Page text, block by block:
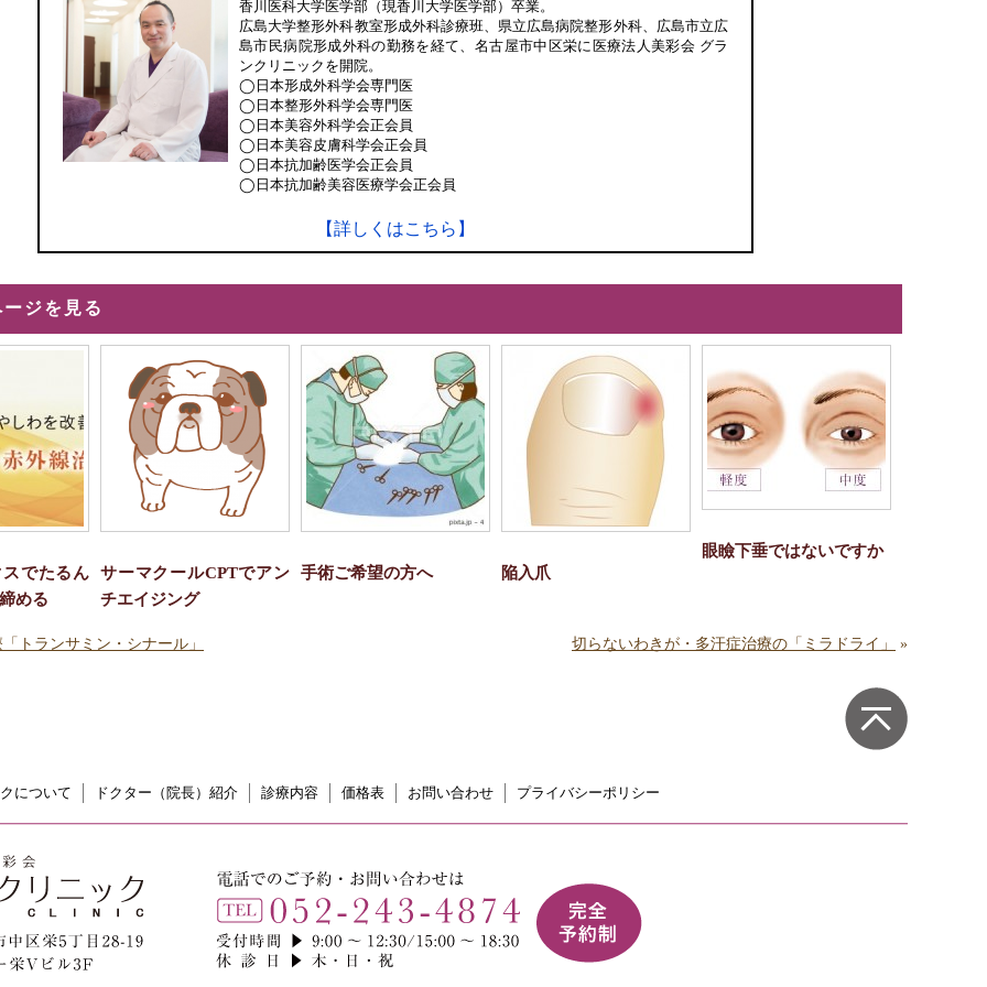
香川医科大学医学部（現香川大学医学部）卒業。
広島大学整形外科教室形成外科診療班、県立広島病院整形外科、広島市立広
島市民病院形成外科の勤務を経て、名古屋市中区栄に医療法人美彩会 グラ
ンクリニックを開院。
◯日本形成外科学会専門医
◯日本整形外科学会専門医
◯日本美容外科学会正会員
◯日本美容皮膚科学会正会員
◯日本抗加齢医学会正会員
◯日本抗加齢美容医療学会正会員
【詳しくはこちら】
ジを見る
でたるん
める
サーマクールCPTでアン
チエイジング
手術ご希望の方へ 陥入爪
眼瞼下垂ではないですか
トランサミン・シナール」 切らないわきが・多汗症治療の「ミラドライ」 »
について ドクター（院長）紹介 診療内容 価格表 お問い合わせ プライバシーポリシー